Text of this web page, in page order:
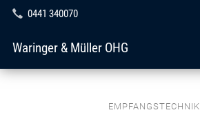
0441 340070
Waringer & Müller OHG
EMPFANGSTECHNIK